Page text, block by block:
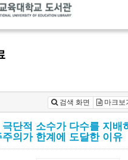
검색 화면 마크보
극단적 소수가 다수를 지배
주의가 한계에 도달한 이유